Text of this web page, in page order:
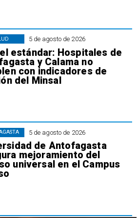
5 de agosto de 2026
estándar: Hospitales de
y Calama no
con indicadores de
del Minsal
5 de agosto de 2026
de Antofagasta
mejoramiento del
universal en el Campus